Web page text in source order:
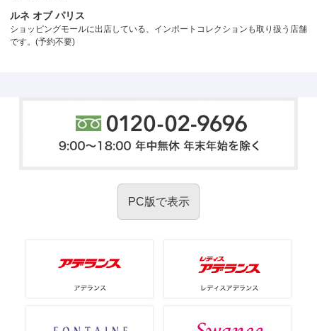
ルネ オブ パリス
ショッピングモールに出店している、インポートコレクションも取り扱う店舗
です。(予約不要)
PC版で表示